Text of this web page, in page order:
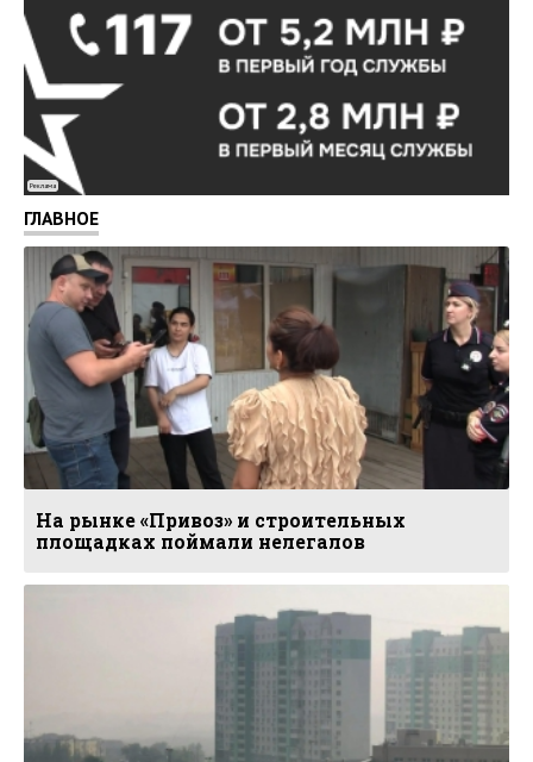
Реклама
ГЛАВНОЕ
На рынке «Привоз» и строительных
площадках поймали нелегалов